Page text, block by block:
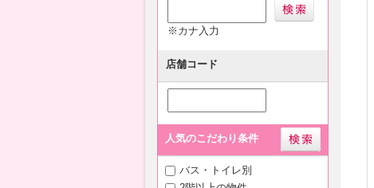
※カナ入力
店舗コード
人気のこだわり条件
バス・トイレ別